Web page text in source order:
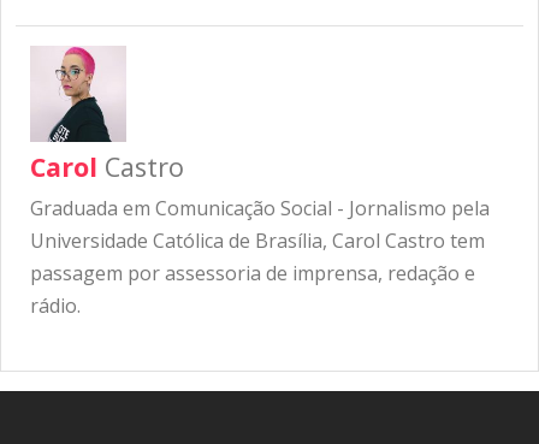
Carol Castro
Graduada em Comunicação Social - Jornalismo pela
Universidade Católica de Brasília, Carol Castro tem
passagem por assessoria de imprensa, redação e
rádio.